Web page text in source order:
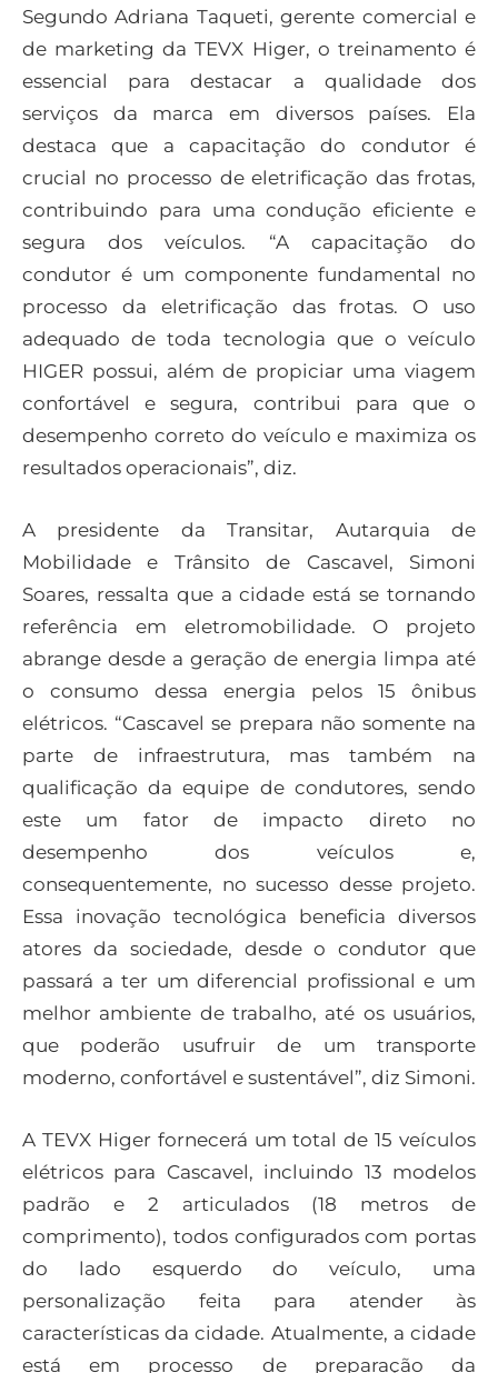
Segundo Adriana Taqueti, gerente comercial e
de marketing da TEVX Higer, o treinamento é
essencial para destacar a qualidade dos
serviços da marca em diversos países. Ela
destaca que a capacitação do condutor é
crucial no processo de eletrificação das frotas,
contribuindo para uma condução eficiente e
segura dos veículos. “A capacitação do
condutor é um componente fundamental no
processo da eletrificação das frotas. O uso
adequado de toda tecnologia que o veículo
HIGER possui, além de propiciar uma viagem
confortável e segura, contribui para que o
desempenho correto do veículo e maximiza os
resultados operacionais”, diz.
A presidente da Transitar, Autarquia de
Mobilidade e Trânsito de Cascavel, Simoni
Soares, ressalta que a cidade está se tornando
referência em eletromobilidade. O projeto
abrange desde a geração de energia limpa até
o consumo dessa energia pelos 15 ônibus
elétricos. “Cascavel se prepara não somente na
parte de infraestrutura, mas também na
qualificação da equipe de condutores, sendo
este um fator de impacto direto no
desempenho dos veículos e,
consequentemente, no sucesso desse projeto.
Essa inovação tecnológica beneficia diversos
atores da sociedade, desde o condutor que
passará a ter um diferencial profissional e um
melhor ambiente de trabalho, até os usuários,
que poderão usufruir de um transporte
moderno, confortável e sustentável”, diz Simoni.
A TEVX Higer fornecerá um total de 15 veículos
elétricos para Cascavel, incluindo 13 modelos
padrão e 2 articulados (18 metros de
comprimento), todos configurados com portas
do lado esquerdo do veículo, uma
personalização feita para atender às
características da cidade. Atualmente, a cidade
está em processo de preparação da